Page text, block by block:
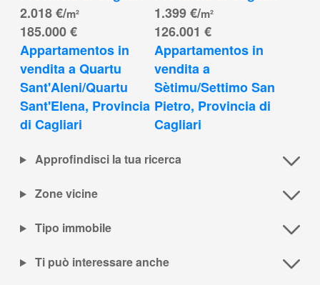
185.000 €
2.018 €/m²
Appartamentos in
vendita a Quartu
Sant'Aleni/Quartu
Sant'Elena, Provincia
di Cagliari
126.001 €
1.399 €/m²
Appartamentos in
vendita a
Sètimu/Settimo San
Pietro, Provincia di
Cagliari
Approfindisci la tua ricerca
Zone vicine
Tipo immobile
Ti può interessare anche